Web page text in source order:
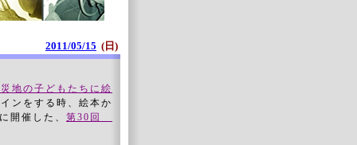
2011/05/15 (日)
地の子どもたちに絵
ンをする時、絵本か
開催した、 第30回